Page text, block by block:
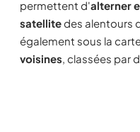
permettent d'alterner
satellitedes alentours
également sous la
voisines, classées par